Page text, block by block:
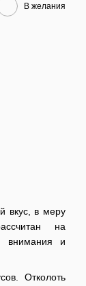
В желания
вкус, в меру
на
внимания и
Отколоть